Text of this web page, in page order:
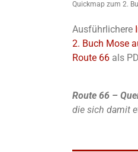
Quickmap zum 2.
Ausführlichere
2. Buch Mose
Route 66 als
Route 66 –
die sich damit